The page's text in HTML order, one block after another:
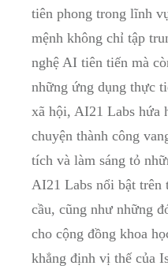
tiên phong trong lĩnh
mệnh không chỉ tập
nghệ AI tiên tiến mà
những ứng dụng thực
xã hội, AI21 Labs hứa
chuyện thành công
tích và làm sáng tỏ
AI21 Labs nổi bật trên
cầu, cũng như những
cho cộng đồng khoa
khẳng định vị thế của